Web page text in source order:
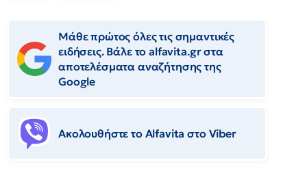
Μάθε πρώτος όλες τις σημαντικές
ειδήσεις. Βάλε το alfavita.gr στα
αποτελέσματα αναζήτησης της
Google
Ακολουθήστε το Αlfavita στο Viber